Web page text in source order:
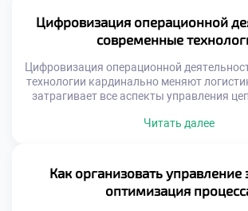
Гармония между отделами создает
конкурентное преимущество на
интересов между продажами и
классической […]
Цифровизация операционной
современные
Цифровизация операционной
технологии кардинально меняют
затрагивает все аспекты управления
интеллектуальным системам. Данные
Выпускники должны свободно
цифровом ландшафте. Технологическая
является базовой компетенцией
Читать далее
Как организовать управление
оптимизация